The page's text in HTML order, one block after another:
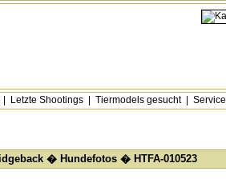
Letzte Shootings Tiermodels gesucht| Service
� Hundefotos� HTFA-010523